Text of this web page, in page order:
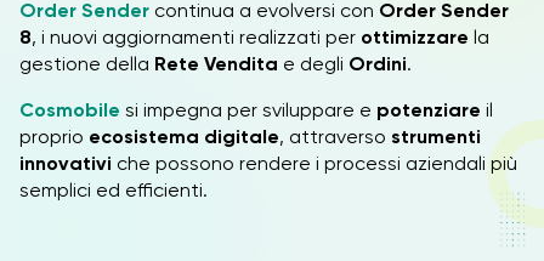
Order Sender continua a evolversi con Order Sender
8, i nuovi aggiornamenti realizzati per ottimizzare la
gestione della Rete Vendita e degli Ordini.
Cosmobile si impegna per sviluppare e potenziare il
proprio ecosistema digitale, attraverso strumenti
innovativi che possono rendere i processi aziendali più
semplici ed efficienti.